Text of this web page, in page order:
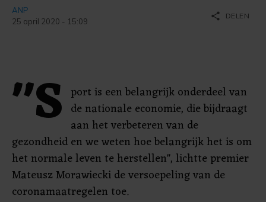
ANP
25 april 2020 - 15:09
share DELEN
"S port is een belangrijk onderdeel van
de nationale economie, die bijdraagt ​​
aan het verbeteren van de
gezondheid en we weten hoe belangrijk het is om
het normale leven te herstellen", lichtte premier
Mateusz Morawiecki de versoepeling van de
coronamaatregelen toe.